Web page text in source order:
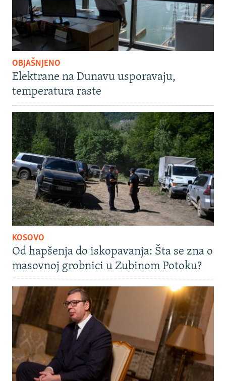
OBJAŠNJENO
Elektrane na Dunavu usporavaju,
temperatura raste
KOSOVO
Od hapšenja do iskopavanja: Šta se zna o
masovnoj grobnici u Zubinom Potoku?